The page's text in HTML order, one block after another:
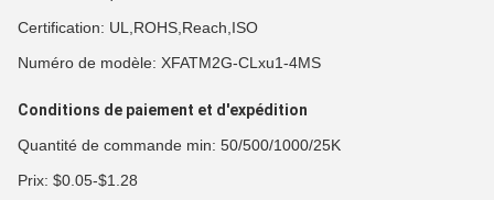
Certification: UL,ROHS,Reach,ISO
Numéro de modèle: XFATM2G-CLxu1-4MS
Conditions de paiement et d'expédition
Quantité de commande min: 50/500/1000/25K
Prix: $0.05-$1.28